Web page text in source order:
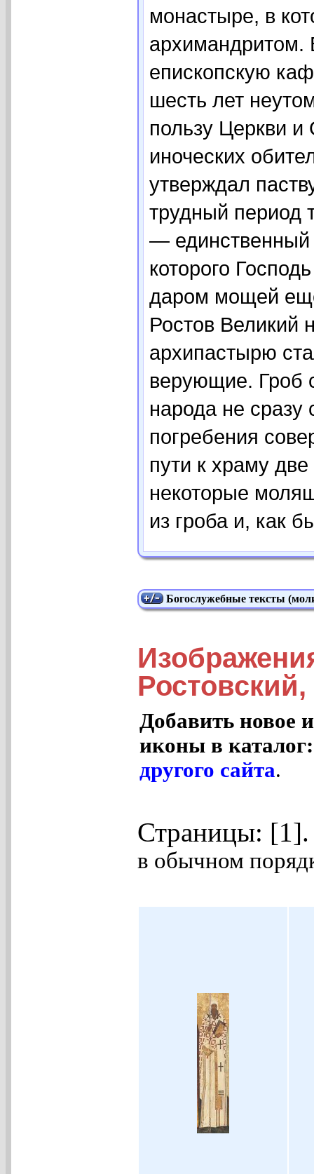
монастыре, в
архимандритом.
епископскую
шесть лет
пользу Церкви и
иноческих
утверждал
трудный период
— единственный
которого
даром мощей
Ростов Великий
архипастырю
верующие. Гроб
народа не сразу
погребения
пути к храму
некоторые
из гроба и, как
Богослужебные тексты
Ростовский,
Добавить новое
иконы в
другого сайта.
Страницы:
в обычном